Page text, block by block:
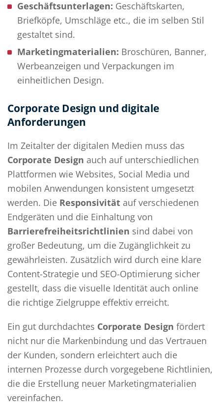
Geschäftsunterlagen: Geschäftskarten,
Briefköpfe, Umschläge etc., die im selben Stil
gestaltet sind.
Marketingmaterialien: Broschüren, Banner,
Werbeanzeigen und Verpackungen im
einheitlichen Design.
Corporate Design und digitale
Anforderungen
Im Zeitalter der digitalen Medien muss das
Corporate Design auch auf unterschiedlichen
Plattformen wie Websites, Social Media und
mobilen Anwendungen konsistent umgesetzt
werden. Die Responsivität auf verschiedenen
Endgeräten und die Einhaltung von
Barrierefreiheitsrichtlinien sind dabei von
großer Bedeutung, um die Zugänglichkeit zu
gewährleisten. Zusätzlich wird durch eine klare
Content-Strategie und SEO-Optimierung sicher
gestellt, dass die visuelle Identität auch online
die richtige Zielgruppe effektiv erreicht.
Ein gut durchdachtes Corporate Design fördert
nicht nur die Markenbindung und das Vertrauen
der Kunden, sondern erleichtert auch die
internen Prozesse durch vorgegebene Richtlinien,
die die Erstellung neuer Marketingmaterialien
vereinfachen.